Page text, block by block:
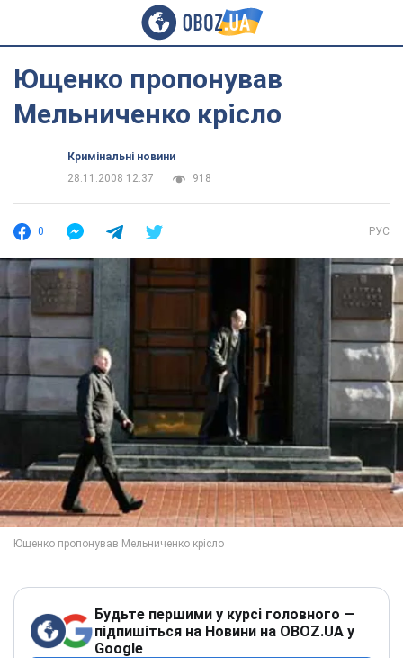
Ющенко пропонував
Мельниченко крісло
Кримінальні новини
28.11.2008 12:37
918
0 РУС
Будьте першими у курсі головного —
підпишіться на Новини на OBOZ.UA у
Google